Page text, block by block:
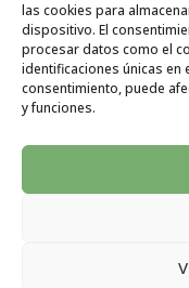
las cookies para
dispositivo. El
procesar datos como el
identificaciones únicas
consentimiento, puede
y funciones.